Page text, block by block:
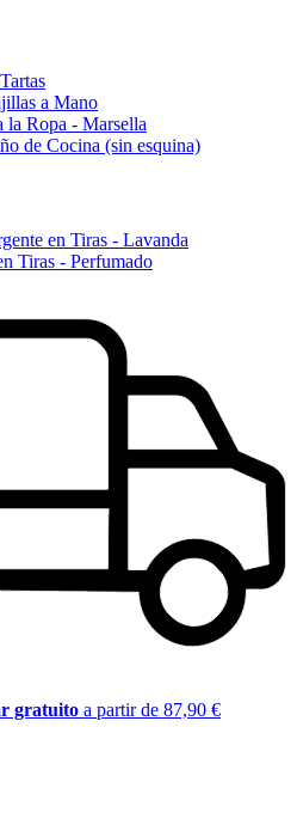
a Mano
la Ropa - Marsella
de Cocina (sin esquina)
en Tiras - Lavanda
Tiras - Perfumado
gratuito a partir de 87,90 €